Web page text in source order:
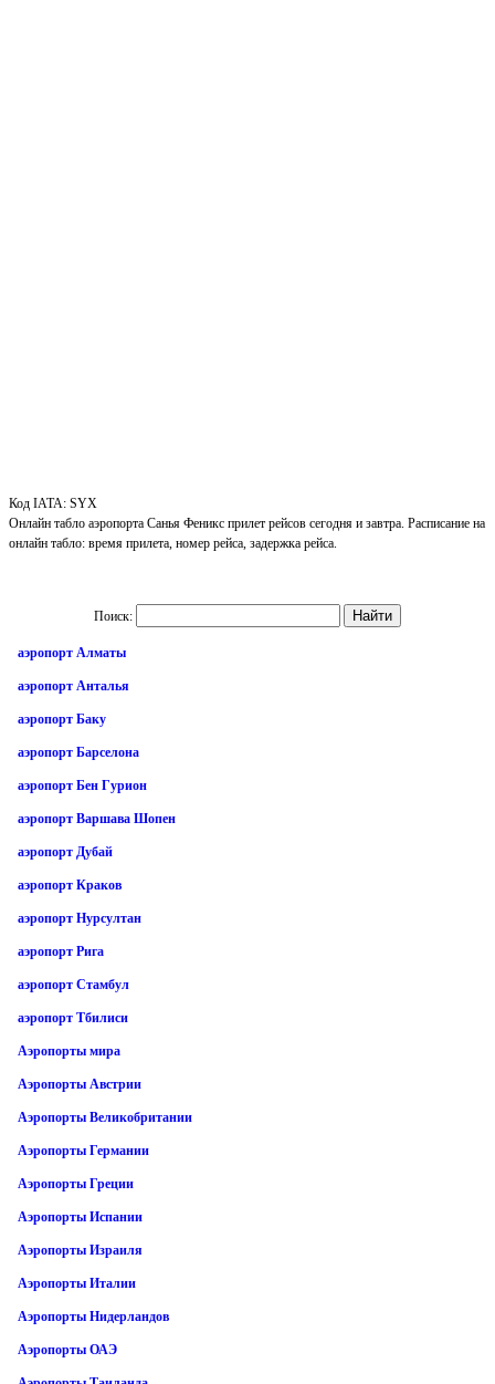
Код IATA: SYX
Онлайн табло аэропорта Санья Феникс прилет рейсов сегодня и завтра. Расписание на
онлайн табло: время прилета, номер рейса, задержка рейса.
Поиск:
аэропорт Алматы
аэропорт Анталья
аэропорт Баку
аэропорт Барселона
аэропорт Бен Гурион
аэропорт Варшава Шопен
аэропорт Дубай
аэропорт Краков
аэропорт Нурсултан
аэропорт Рига
аэропорт Стамбул
аэропорт Тбилиси
Аэропорты мира
Аэропорты Австрии
Аэропорты Великобритании
Аэропорты Германии
Аэропорты Греции
Аэропорты Испании
Аэропорты Израиля
Аэропорты Италии
Аэропорты Нидерландов
Аэропорты ОАЭ